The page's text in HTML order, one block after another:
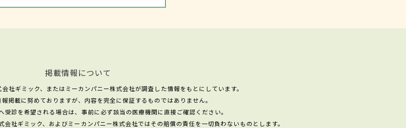
掲載情報について
社ギミック、またはミーカンパニー株式会社が調査した情報をもとにしています。
掲載に努めておりますが、内容を完全に保証するものではありません。
受診を希望される場合は、事前に必ず該当の医療機関に直接ご確認ください。
社ギミック、およびミーカンパニー株式会社ではその賠償の責任を一切負わないものとします。